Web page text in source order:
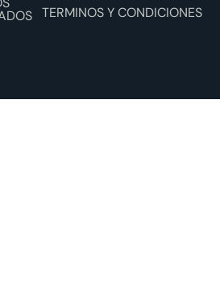
TERMINOS Y CONDICIONES